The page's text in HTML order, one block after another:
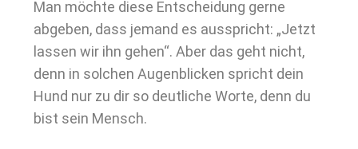
Man möchte diese Entscheidung gerne
abgeben, dass jemand es ausspricht: „Jetzt
lassen wir ihn gehen“. Aber das geht nicht,
denn in solchen Augenblicken spricht dein
Hund nur zu dir so deutliche Worte, denn du
bist sein Mensch.